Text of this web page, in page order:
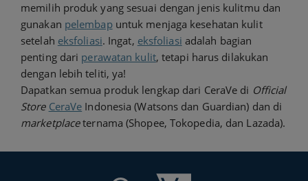
memilih produk yang sesuai dengan jenis kulitmu dan
gunakan pelembapuntuk menjaga kesehatan kulit
setelah eksfoliasi. Ingat, eksfoliasi adalah bagian
penting dari perawatan kulit, tetapi harus dilakukan
dengan lebih teliti, ya!
Dapatkan semua produk lengkap dari CeraVe di Official
Store CeraVe Indonesia (Watsons dan Guardian) dan di
marketplaceternama (Shopee, Tokopedia, dan Lazada).